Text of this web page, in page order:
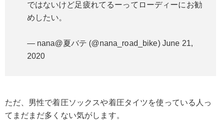
ではないけど足疲れてるーってローディーにお勧
めしたい。
— nana@夏バテ (@nana_road_bike) June 21,
2020
ただ、男性で着圧ソックスや着圧タイツを使っている人っ
てまだまだ多くない気がします。